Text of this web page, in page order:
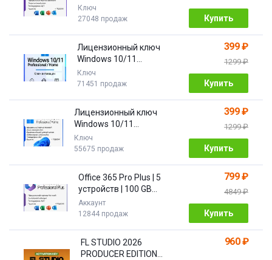
ПОДАРОК
Ключ
27048 продаж
Купить
Лицензионный ключ
Windows 10/11
Pro/Home 32/64 bit
Ключ
71451 продаж
399 ₽
1299 ₽
Купить
Лицензионный ключ
Windows 10/11
PRO/HOME | с привязкой
Ключ
55675 продаж
399 ₽
1299 ₽
Купить
Office 365 Pro Plus | 5
устройств | 100 GB
Облако| 1 год
Аккаунт
12844 продаж
799 ₽
4849 ₽
Купить
FL STUDIO 2026
PRODUCER EDITION
960 ₽